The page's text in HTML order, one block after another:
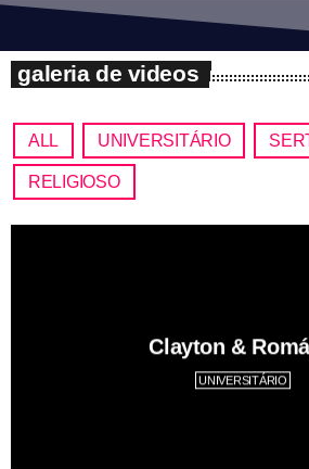
galeria de videos
ALL UNIVERSITÁRIO
RELIGIOSO
Clayton &
UNIVERSITÁRIO